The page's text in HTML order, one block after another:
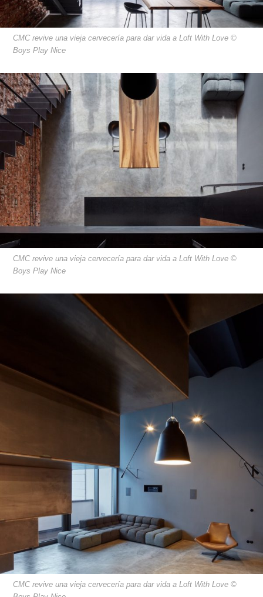
CMC revive una vieja cervecería para dar vida a Loft With Love ©
Boys Play Nice
CMC revive una vieja cervecería para dar vida a Loft With Love ©
Boys Play Nice
CMC revive una vieja cervecería para dar vida a Loft With Love ©